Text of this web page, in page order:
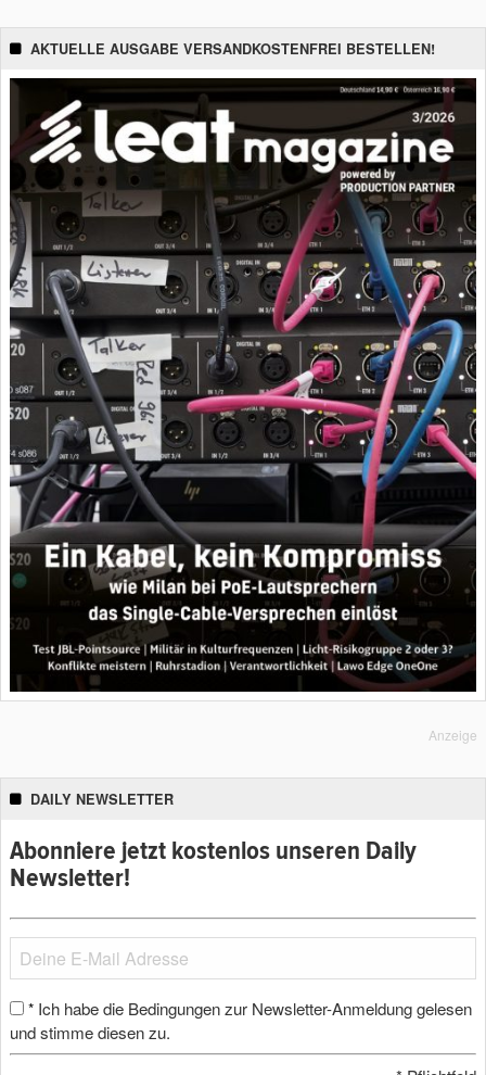
AKTUELLE AUSGABE VERSANDKOSTENFREI BESTELLEN!
Anzeige
DAILY NEWSLETTER
Abonniere jetzt kostenlos unseren Daily
Newsletter!
* Ich habe die Bedingungen zur Newsletter-Anmeldung gelesen
und stimme diesen zu.